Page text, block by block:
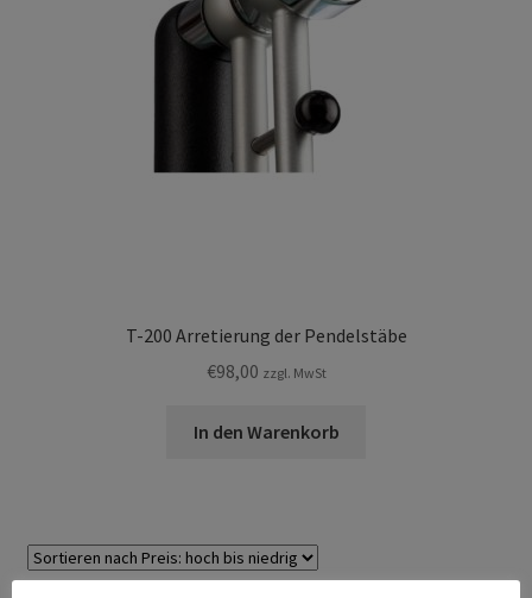
T-200 Arretierung der Pendelstäbe
€98,00 zzgl. MwSt
In den Warenkorb